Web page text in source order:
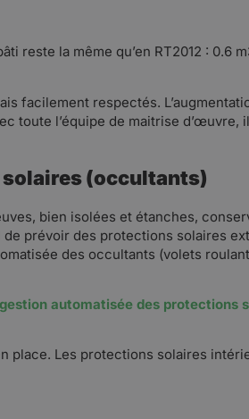
reste la même qu’en RT2012 : 0.6
facilement respectés.
toute l’équipe de maitrise
(occultants)
bien isolées et étanches,
prévoir des protections solaires
des occultants (volets
automatisée des protections
place. Les protections solaires